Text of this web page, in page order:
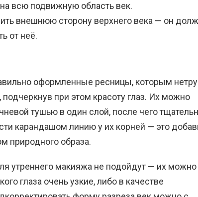
всю подвижную область век.
внешнюю сторону верхнего века — он
от неё.
оформленные ресницы, которым
при этом красоту глаз. Их можно
тушью в один слой, после чего
карандашом линию у их корней — это
природного образа.
утреннего макияжа не подойдут — их можно
глаза очень узкие, либо в качестве